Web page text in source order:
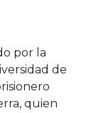
por la
de
quien